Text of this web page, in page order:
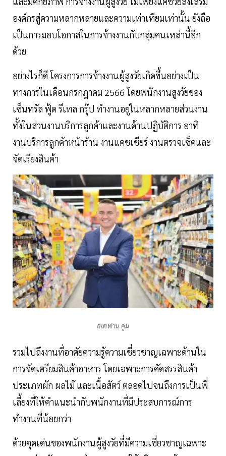
องค์กรสู่ความหลากหลายและความเท่าเทียมเท่านั้น ยังถือ
เป็นการมอบโอกาสในการจ้างงานกับกลุ่มคนเหล่านี้อีก
ด้วย
อย่างไรก็ดี โครงการการจ้างงานผู้สูงวัยเกิดขึ้นอย่างเป็น
ทางการในเดือนกรกฎาคม 2566 โดยพนักงานสูงวัยของ
เซ็นทรัล ฟู้ด รีเทล กรุ๊ป ทำงานอยู่ในหลากหลายส่วนงาน
ทั้งในส่วนงานบริการลูกค้าและงานด้านปฏิบัติการ อาทิ
งานบริการลูกค้าหน้าร้าน งานแคชเชียร์ งานตรวจเช็คและ
จัดเรียงสินค้า
สเตฟาน คูม
รวมไปถึงงานที่อาศัยความรู้ความเชี่ยวชาญเฉพาะด้านใน
การจัดเตรียมสินค้าอาหาร โดยเฉพาะการคัดสรรสินค้า
ประเภทผัก ผลไม้ และเนื้อสัตว์ ตลอดไปจนถึงการเป็นพี่
เลี้ยงที่ให้คำแนะนำกับพนักงานที่มีประสบการณ์การ
ทำงานที่น้อยกว่า
ด้วยจุดเด่นของพนักงานผู้สูงวัยที่มีความเชี่ยวชาญเฉพาะ